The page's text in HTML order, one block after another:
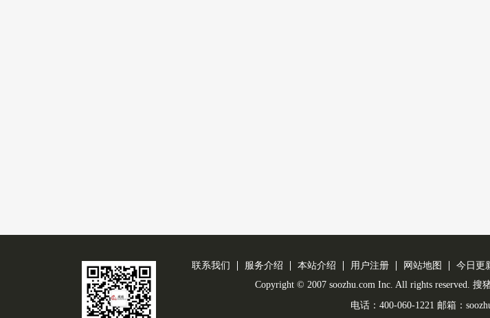
联系我们 服务介绍 本站介绍 用户注册 网站地图 今日更
Copyright © 2007 soozhu.com Inc. All rights reserved.
电话：400-060-1221 邮箱：